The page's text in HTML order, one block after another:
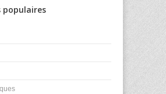
populaires